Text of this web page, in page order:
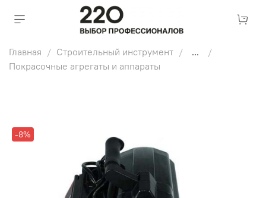
Главная Строительный инструмент
...
Покрасочные агрегаты и аппараты
-8%